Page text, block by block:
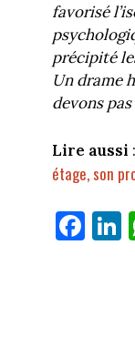
favorisé
précipité
Un drame
devons
Lire aussi :
étage, son
Fa
ce